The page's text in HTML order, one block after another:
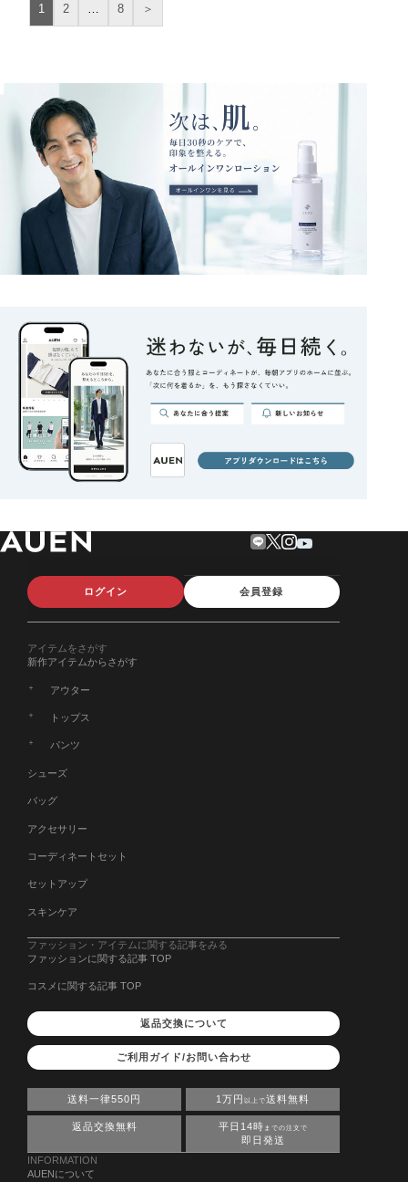
1 2 8 ＞
ログイン 会員登録
アイテムをさがす
新作アイテムからさがす
アウター
トップス
パンツ
シューズ
バッグ
アクセサリー
コーディネートセット
セットアップ
スキンケア
ファッション・アイテムに関する記事をみる
ファッションに関する記事 TOP
コスメに関する記事 TOP
返品交換について
ご利用ガイド/お問い合わせ
送料一律550円 1万円 以上で送料無料
返品交換無料 平日14時 までの注文で
即日発送
INFORMATION
AUENについて